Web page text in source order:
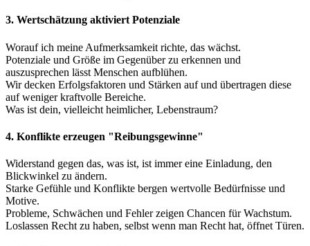
3. Wertschätzung aktiviert Potenziale
Worauf ich meine Aufmerksamkeit richte, das wächst.
Potenziale und Größe im Gegenüber zu erkennen und
auszusprechen lässt Menschen aufblühen.
Wir decken Erfolgsfaktoren und Stärken auf und übertragen diese
auf weniger kraftvolle Bereiche.
Was ist dein, vielleicht heimlicher, Lebenstraum?
4. Konflikte erzeugen "Reibungsgewinne"
Widerstand gegen das, was ist, ist immer eine Einladung, den
Blickwinkel zu ändern.
Starke Gefühle und Konflikte bergen wertvolle Bedürfnisse und
Motive.
Probleme, Schwächen und Fehler zeigen Chancen für Wachstum.
Loslassen Recht zu haben, selbst wenn man Recht hat, öffnet Türen.